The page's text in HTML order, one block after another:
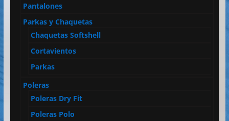
Pantalones
Parkas y Chaquetas
Chaquetas Softshell
Cortavientos
Parkas
Poleras
Poleras Dry Fit
Poleras Polo